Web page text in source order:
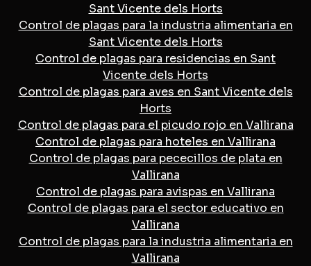
Sant Vicente dels Horts
Control de plagas para la industria alimentaria en
Sant Vicente dels Horts
Control de plagas para residencias en Sant
Vicente dels Horts
Control de plagas para aves en Sant Vicente dels
Horts
Control de plagas para el picudo rojo en Vallirana
Control de plagas para hoteles en Vallirana
Control de plagas para pececillos de plata en
Vallirana
Control de plagas para avispas en Vallirana
Control de plagas para el sector educativo en
Vallirana
Control de plagas para la industria alimentaria en
Vallirana